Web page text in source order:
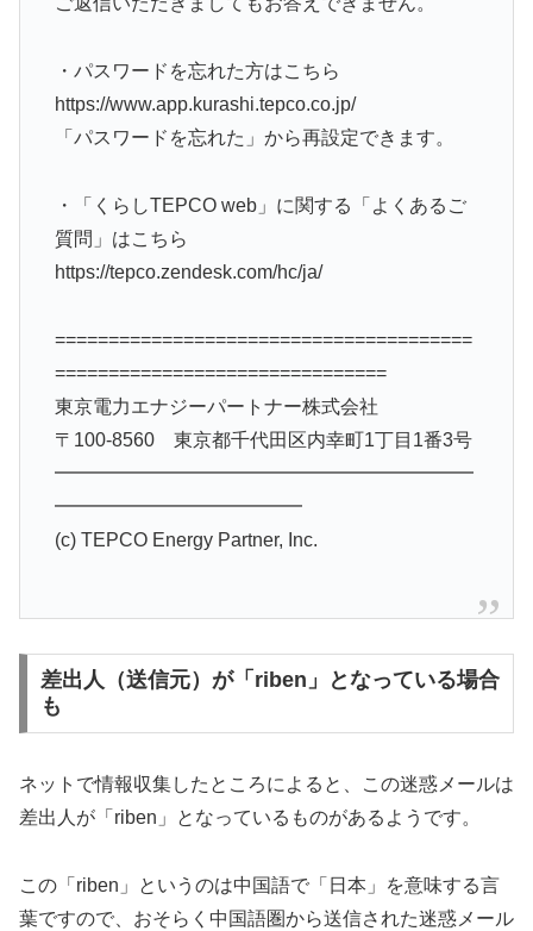
・パスワードを忘れた方はこちら
https://www.app.kurashi.tepco.co.jp/
「パスワードを忘れた」から再設定できます。
・「くらしTEPCO web」に関する「よくあるご
質問」はこちら
https://tepco.zendesk.com/hc/ja/
=======================================
===============================
東京電力エナジーパートナー株式会社
〒100-8560 東京都千代田区内幸町1丁目1番3号
━━━━━━━━━━━━━━━━━━━━━━
━━━━━━━━━━━━━
(c) TEPCO Energy Partner, Inc.
差出人（送信元）が「riben」となっている場合
も
ネットで情報収集したところによると、この迷惑メールは
差出人が「riben」となっているものがあるようです。
この「riben」というのは中国語で「日本」を意味する言
葉ですので、おそらく中国語圏から送信された迷惑メール